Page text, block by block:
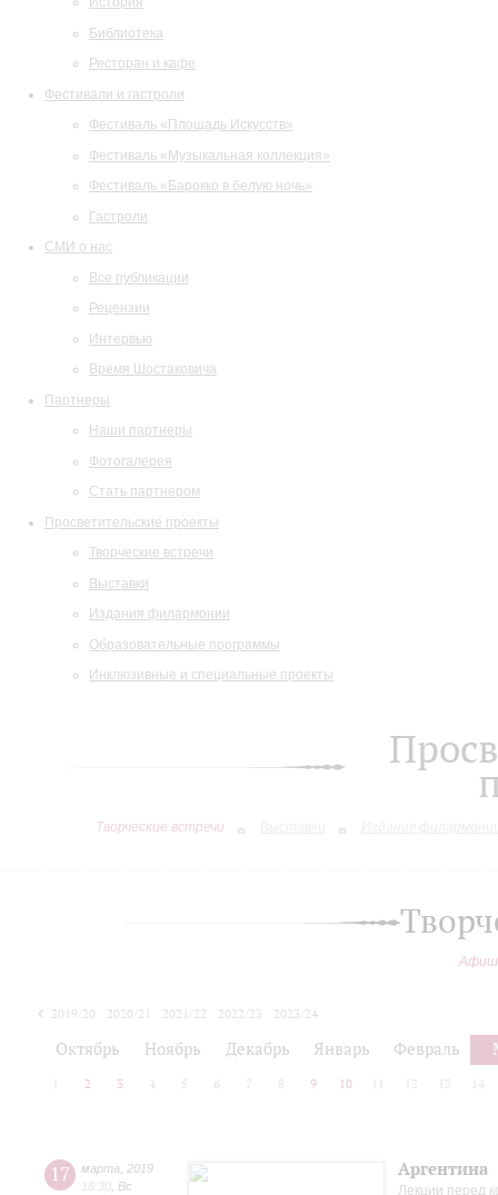
Библиотека
Ресторан и кафе
Фестивали и гастроли
Фестиваль «Площадь Искусств»
Фестиваль «Музыкальная коллекция»
Фестиваль «Барокко в белую ночь»
Гастроли
СМИ о нас
Все публикации
Рецензии
Интервью
Время Шостаковича
Партнеры
Наши партнеры
Фотогалерея
Стать партнером
Просветительские проекты
Творческие встречи
Выставки
Издания филармонии
Образовательные программы
Инклюзивные и специальные проекты
Творческие встречи
2019/20 2020/21 2021/22 2022/23
2023/24
Октябрь Ноябрь Декабрь Январь Февраль
2 3 4 5 6 7 8 9 10 12 13 14
17 марта
2019
18:30 Вс
Аргентина
Лекции перед